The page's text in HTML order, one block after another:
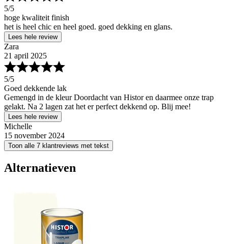
5/5
hoge kwaliteit finish
het is heel chic en heel goed. goed dekking en glans.
Lees hele review
Zara
21 april 2025
5/5
Goed dekkende lak
Gemengd in de kleur Doordacht van Histor en daarmee onze trap
gelakt. Na 2 lagen zat het er perfect dekkend op. Blij mee!
Lees hele review
Michelle
15 november 2024
Toon alle 7 klantreviews met tekst
Alternatieven